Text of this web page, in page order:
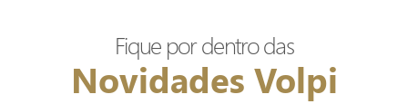
Fique por dentro das
Novidades Volpi